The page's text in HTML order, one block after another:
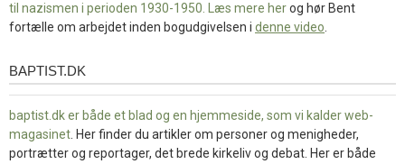
til nazismen i perioden 1930-1950. Læs mere herog hør Bent
fortælle om arbejdet inden bogudgivelsen i denne video
baptist.dk
BAPTIST.DK
baptist.dk er både et blad og en hjemmeside, som vi kalder web-
magasinet . Her finder du artikler om personer og menigheder,
portrætter og reportager, det brede kirkeliv og debat. Her er både